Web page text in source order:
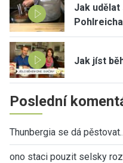
Jak
Jak jíst
Poslední
Thunbergia se dá
ono staci pouzit selsky